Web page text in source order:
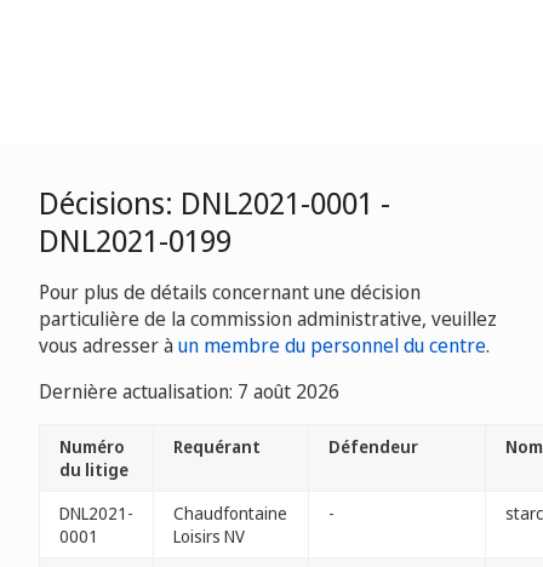
Décisions: DNL2021-0001 -
DNL2021-0199
Pour plus de détails concernant une décision
particulière de la commission administrative, veuillez
vous adresser àun membre du personnel du centre.
Dernière actualisation: 7 août 2026
Numéro
du litige
Requérant Défendeur
DNL2021-
0001
Chaudfontaine
Loisirs NV
-